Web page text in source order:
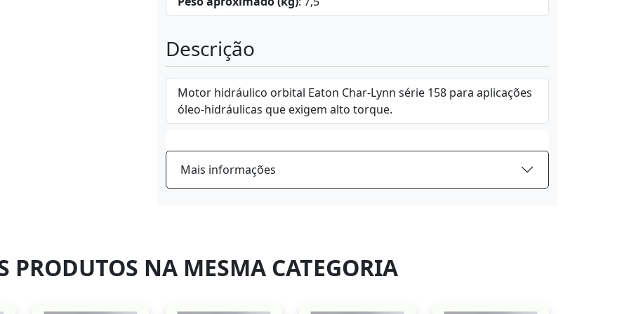
Descrição
Motor hidráulico orbital Eaton Char-Lynn série 158 para aplicações
óleo-hidráulicas que exigem alto torque.
Mais informações
PRODUTOS NA MESMA CATEGORIA